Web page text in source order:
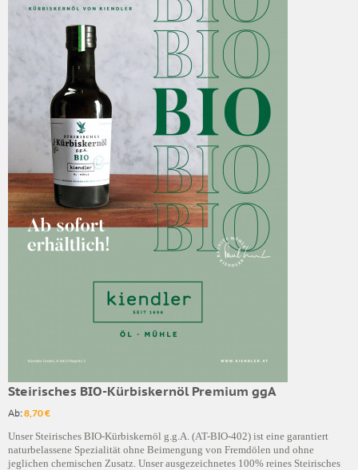
Steirisches BIO-Kürbiskernöl Premium ggA
Ab:8,70 €
Unser Steirisches BIO-Kürbiskernöl g.g.A. (AT-BIO-402) ist eine garantiert
naturbelassene Spezialität ohne Beimengung von Fremdölen und ohne
jeglichen chemischen Zusatz. Unser ausgezeichnetes 100% reines Steirisches